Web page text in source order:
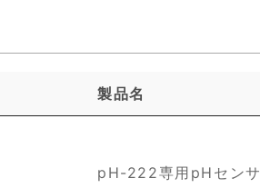
製品名
pH-222専用pHセンサ